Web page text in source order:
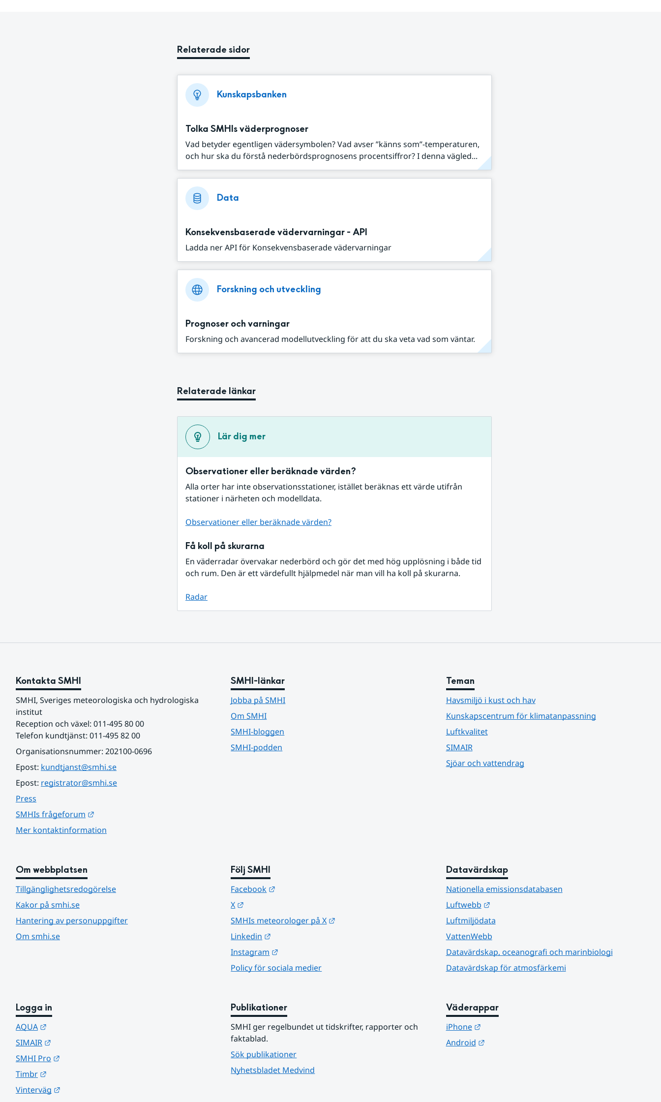
Relaterade sidor
Kunskapsbanken
Tolka SMHIs väderprognoser
Vad betyder egentligen vädersymbolen? Vad avser ”känns som”-temperaturen,
och hur ska du förstå nederbördsprognosens procentsiffror? I denna vägled...
Data
Konsekvensbaserade vädervarningar - API
Ladda ner API för Konsekvensbaserade vädervarningar
Forskning och utveckling
Prognoser och varningar
Forskning och avancerad modellutveckling för att du ska veta vad som väntar.
Relaterade länkar
Lär dig mer
Observationer eller beräknade värden?
Alla orter har inte observationsstationer, istället beräknas ett värde utifrån
stationer i närheten och modelldata.
Observationer eller beräknade värden?
Få koll på skurarna
En väderradar övervakar nederbörd och gör det med hög upplösning i både tid
och rum. Den är ett värdefullt hjälpmedel när man vill ha koll på skurarna.
Radar
Kontakta SMHI
SMHI, Sveriges meteorologiska och hydrologiska
institut
Reception och växel: 011-495 80 00
Telefon kundtjänst: 011-495 82 00
Organisationsnummer: 202100-0696
Epost: kundtjanst@smhi.se
Epost: registrator@smhi.se
Press
SMHIs frågeforum
Mer kontaktinformation
SMHI-länkar
Jobba på SMHI
Om SMHI
SMHI-bloggen
SMHI-podden
Teman
Havsmiljö i kust och hav
Kunskapscentrum för klimatanpassning
Luftkvalitet
SIMAIR
Sjöar och vattendrag
Om webbplatsen
Tillgänglighetsredogörelse
Kakor på smhi.se
Hantering av personuppgifter
Om smhi.se
Följ SMHI
Facebook
X
SMHIs meteorologer på X
Linkedin
Instagram
Policy för sociala medier
Datavärdskap
Nationella emissionsdatabasen
Luftwebb
Länk till annan webbplats.
Luftmiljödata
VattenWebb
Datavärdskap, oceanografi och marinbiologi
Datavärdskap för atmosfärkemi
Logga in
AQUA
SIMAIR
SMHI Pro
Timbr
Vinterväg
Publikationer
SMHI ger regelbundet ut tidskrifter, rapporter och
faktablad.
Sök publikationer
Nyhetsbladet Medvind
Väderappar
iPhone
Länk till annan webbplats.
Android
Länk till annan webbplats.